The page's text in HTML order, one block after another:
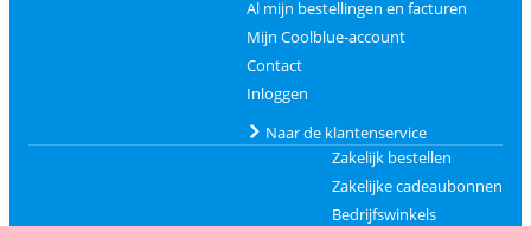
Al mijn bestellingen en facturen
Mijn Coolblue-account
Contact
Inloggen
Naar de klantenservice
Zakelijk bestellen
Zakelijke cadeaubonnen
Bedrijfswinkels